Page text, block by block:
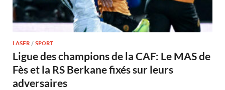
LASER / SPORT
Ligue des champions de la CAF: Le MAS de
Fès et la RS Berkane fixés sur leurs
adversaires